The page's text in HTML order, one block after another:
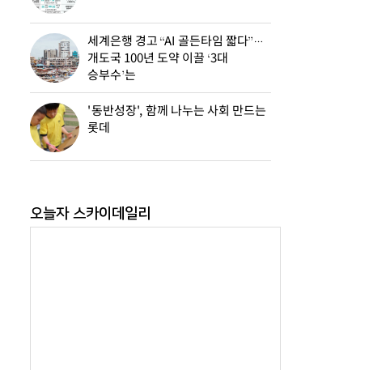
세계은행 경고 “AI 골든타임 짧다”…
개도국 100년 도약 이끌 ‘3대
승부수’는
'동반성장', 함께 나누는 사회 만드는
롯데
오늘자 스카이데일리